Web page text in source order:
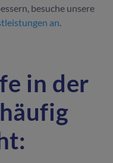
besuche unsere
an.
in der